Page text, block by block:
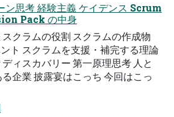
ン思考 経験主義 ケイデンス Scrum
Pack の中身
クラムの役割 スクラムの作成物
ト スクラムを支援・補完する理論
ィスカバリー 第一原理思考 人と
企業 披露宴はこっち 今回はこっ